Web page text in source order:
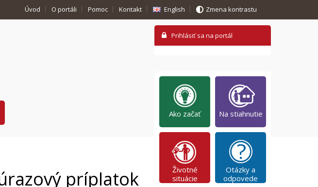
Úvod O portáli Pomoc Kontakt English Zmena kontrastu
príplatok
Ako začať Na stiahnutie
Životné
situácie
Otázky a
odpovede